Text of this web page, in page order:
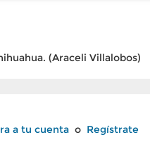
(Araceli Villalobos)
a tu cuenta o Regístrate